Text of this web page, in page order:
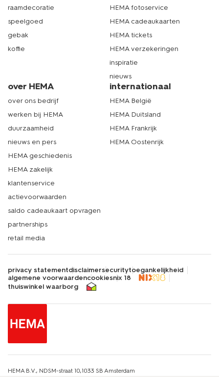
raamdecoratie
speelgoed
gebak
koffie
HEMA fotoservice
HEMA cadeaukaarten
HEMA tickets
HEMA verzekeringen
inspiratie
nieuws
over HEMA
over ons bedrijf
werken bij HEMA
duurzaamheid
nieuws en pers
HEMA geschiedenis
HEMA zakelijk
klantenservice
actievoorwaarden
saldo cadeaukaart opvragen
partnerships
retail media
internationaal
HEMA België
HEMA Duitsland
HEMA Frankrijk
HEMA Oostenrijk
privacy statementdisclaimersecuritytoegankelijkheid
algemene voorwaardencookiesnix 18
thuiswinkel waarborg
HEMA B.V., NDSM-straat 10,1033 SB Amsterdam
KvK-nummer: 34215639